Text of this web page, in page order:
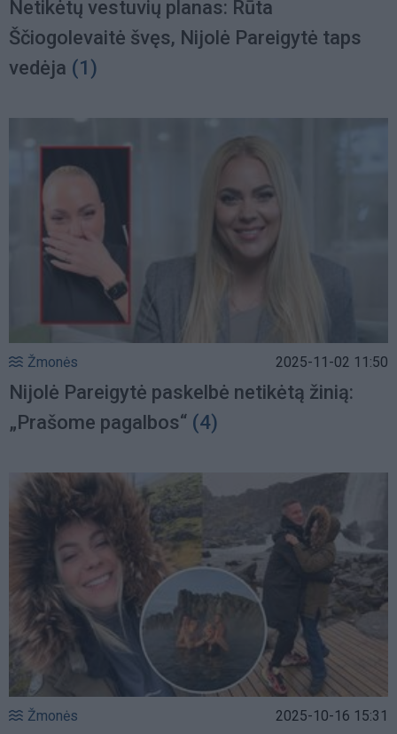
Netikėtų vestuvių planas: Rūta
Ščiogolevaitė švęs, Nijolė Pareigytė taps
vedėja (1)
Žmonės 2025-11-02 11:50
Nijolė Pareigytė paskelbė netikėtą žinią:
„Prašome pagalbos“ (4)
Žmonės 2025-10-16 15:31